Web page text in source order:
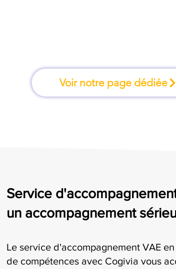
Voir notre page dédiée
Service
un accompagnement
Le service d'accompagnement VAE
de compétences avec Cogivia vous